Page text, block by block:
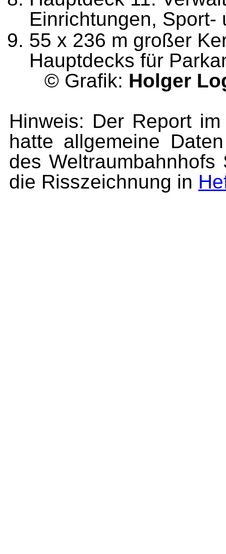
Einrichtungen, Sport-
55 x 236 m großer
Hauptdecks für
© Grafik: Holger
Hinweis: Der Report
hatte allgemeine
des
die Risszeichnung in